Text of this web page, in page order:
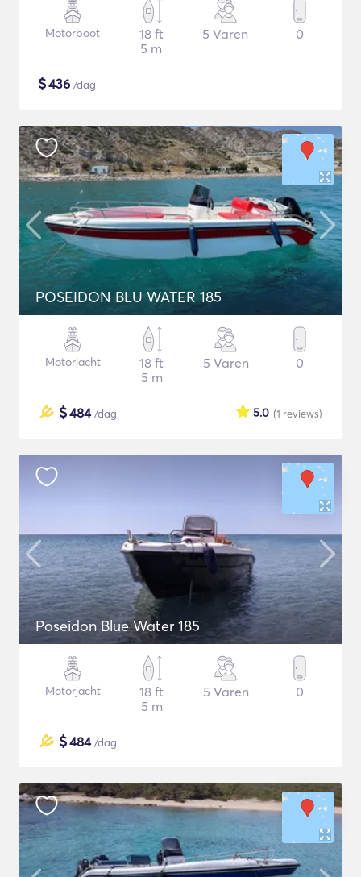
Motorboot
18 ft
5 m
5 Varen 0
$436 /dag
POSEIDON BLU WATER 185
Motorjacht
18 ft
5 m
5 Varen 0
$484/dag (1 reviews)
5.0
Poseidon Blue Water 185
Motorjacht
18 ft
5 m
5 Varen 0
$484/dag